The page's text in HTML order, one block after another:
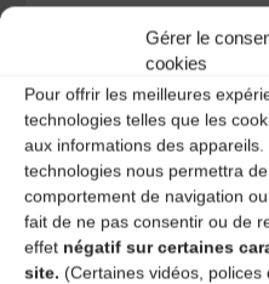
Gérer le
cookies
Pour offrir les meilleures
technologies telles que les
aux informations des
technologies nous permettra
comportement de navigation
fait de ne pas consentir ou de
effet négatif sur certaines
site. (Certaines vidéos,
savoir plus sur la façon dont
commentaires sont traitées.